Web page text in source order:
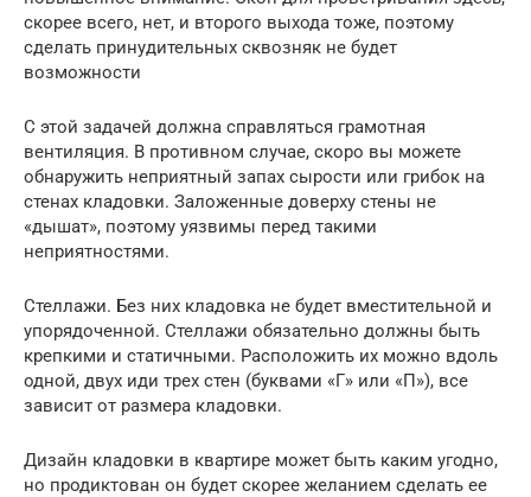
скорее всего, нет, и второго выхода тоже, поэтому
сделать принудительных сквозняк не будет
возможности
С этой задачей должна справляться грамотная
вентиляция. В противном случае, скоро вы можете
обнаружить неприятный запах сырости или грибок на
стенах кладовки. Заложенные доверху стены не
«дышат», поэтому уязвимы перед такими
неприятностями.
Стеллажи. Без них кладовка не будет вместительной и
упорядоченной. Стеллажи обязательно должны быть
крепкими и статичными. Расположить их можно вдоль
одной, двух иди трех стен (буквами «Г» или «П»), все
зависит от размера кладовки.
Дизайн кладовки в квартире может быть каким угодно,
но продиктован он будет скорее желанием сделать ее